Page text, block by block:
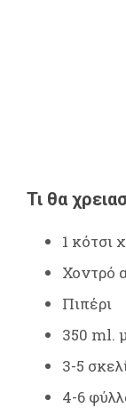
Τι θα
1 κότσι
Χοντρό
Πιπέρι
350 ml.
3-5
4-6